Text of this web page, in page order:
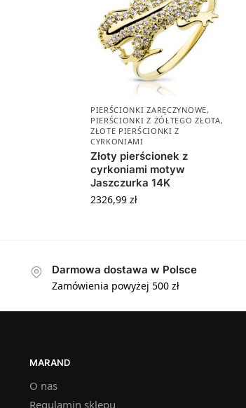
PIERŚCIONKI ZARĘCZYNOWE,
PIERŚCIONKI Z ŻÓŁTEGO ZŁOTA,
ZŁOTE PIERŚCIONKI Z
CYRKONIAMI
Złoty pierścionek z
cyrkoniami motyw
Jaszczurka 14K
2326,99 zł
Darmowa dostawa w Polsce
Zamówienia powyżej 500 zł
MARAND
O nas
Regulamin sklepu